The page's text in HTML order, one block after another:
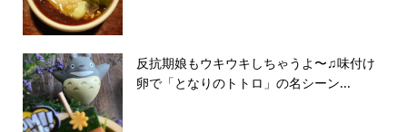
反抗期娘もウキウキしちゃうよ〜♫味付け
卵で「となりのトトロ」の名シーン...